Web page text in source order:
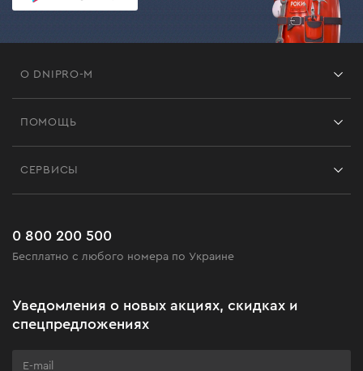
О DNIPRO-M
Черная пятница
ПОМОЩЬ
Часто задаваемые вопросы
СЕРВИСЫ
0 800 200 500
Бесплатно с любого номера по Украине
Уведомления о новых акциях, скидках и
спецпредложениях